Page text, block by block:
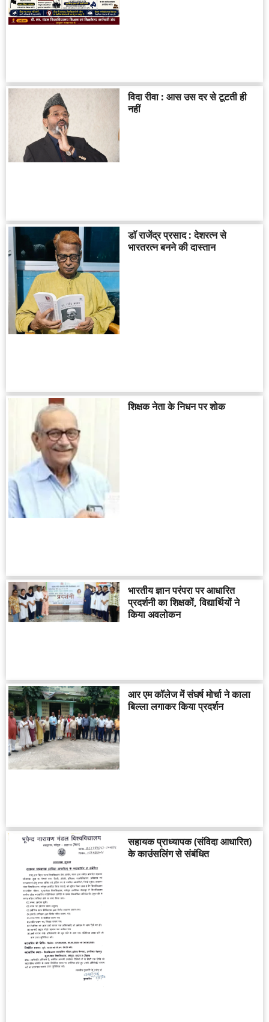
विदा रीवा : आस उस दर से टूटती ही
नहीं
डाॅ राजेंद्र प्रसाद : देशरत्न से
भारतरत्न बनने की दास्तान
शिक्षक नेता के निधन पर शोक
भारतीय ज्ञान परंपरा पर आधारित
प्रदर्शनी का शिक्षकों, विद्यार्थियों ने
किया अवलोकन
आर एम कॉलेज में संघर्ष मोर्चा ने काला
बिल्ला लगाकर किया प्रदर्शन
सहायक प्राध्यापक (संविदा आधारित)
के काउंसलिंग से संबंधित